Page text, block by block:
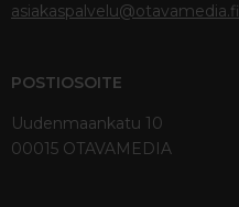
asiakaspalvelu@otavamedia.fi
POSTIOSOITE
Uudenmaankatu 10
00015 OTAVAMEDIA